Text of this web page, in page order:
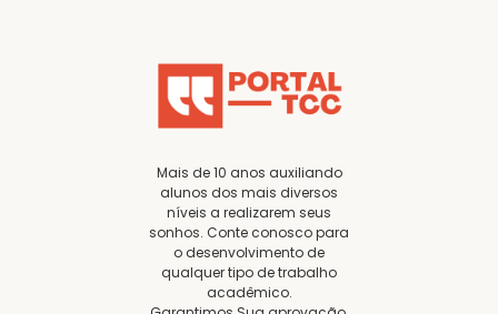
Mais de 10 anos auxiliando
alunos dos mais diversos
níveis a realizarem seus
sonhos. Conte conosco para
o desenvolvimento de
qualquer tipo de trabalho
acadêmico.